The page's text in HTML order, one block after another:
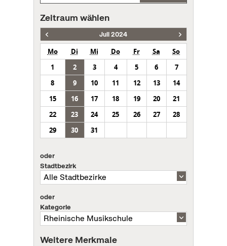
Zeitraum wählen
Juli 2024
Mo Di Mi Do Fr Sa
So
1
2 3 4 5 6
7
8
9 10 11 12 13
14
15
16 17 18 19 20
21
22
23 24 25 26 27
28
29
30 31
oder
Stadtbezirk
oder
Kategorie
Weitere Merkmale